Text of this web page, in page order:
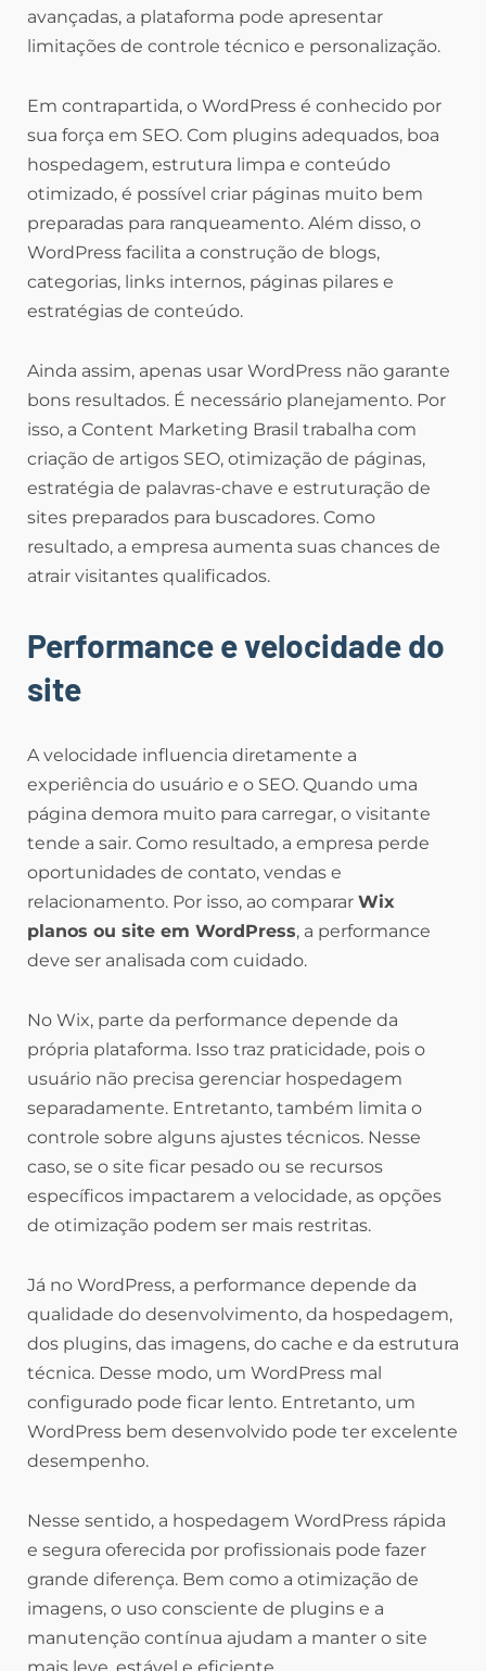
avançadas, a plataforma pode apresentar
limitações de controle técnico e personalização.
Em contrapartida, o WordPress é conhecido por
sua força em SEO. Com plugins adequados, boa
hospedagem, estrutura limpa e conteúdo
otimizado, é possível criar páginas muito bem
preparadas para ranqueamento. Além disso, o
WordPress facilita a construção de blogs,
categorias, links internos, páginas pilares e
estratégias de conteúdo.
Ainda assim, apenas usar WordPress não garante
bons resultados. É necessário planejamento. Por
isso, a Content Marketing Brasil trabalha com
criação de artigos SEO, otimização de páginas,
estratégia de palavras-chave e estruturação de
sites preparados para buscadores. Como
resultado, a empresa aumenta suas chances de
atrair visitantes qualificados.
Performance e velocidade do
site
A velocidade influencia diretamente a
experiência do usuário e o SEO. Quando uma
página demora muito para carregar, o visitante
tende a sair. Como resultado, a empresa perde
oportunidades de contato, vendas e
relacionamento. Por isso, ao comparar Wix
planos ou site em WordPress, a performance
deve ser analisada com cuidado.
No Wix, parte da performance depende da
própria plataforma. Isso traz praticidade, pois o
usuário não precisa gerenciar hospedagem
separadamente. Entretanto, também limita o
controle sobre alguns ajustes técnicos. Nesse
caso, se o site ficar pesado ou se recursos
específicos impactarem a velocidade, as opções
de otimização podem ser mais restritas.
Já no WordPress, a performance depende da
qualidade do desenvolvimento, da hospedagem,
dos plugins, das imagens, do cache e da estrutura
técnica. Desse modo, um WordPress mal
configurado pode ficar lento. Entretanto, um
WordPress bem desenvolvido pode ter excelente
desempenho.
Nesse sentido, a hospedagem WordPress rápida
e segura oferecida por profissionais pode fazer
grande diferença. Bem como a otimização de
imagens, o uso consciente de plugins e a
manutenção contínua ajudam a manter o site